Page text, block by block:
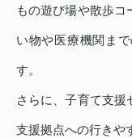
もの遊び場や散歩
い物や医療機関ま
す。
さらに、子育て支援
支援拠点への行きや